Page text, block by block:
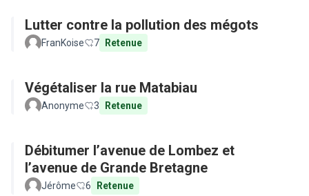
Lutter contre la pollution des mégots
FranKoise 7 Retenue
Végétaliser la rue Matabiau
Anonyme 3 Retenue
Débitumer l’avenue de Lombez et
l’avenue de Grande Bretagne
Jérôme 6 Retenue